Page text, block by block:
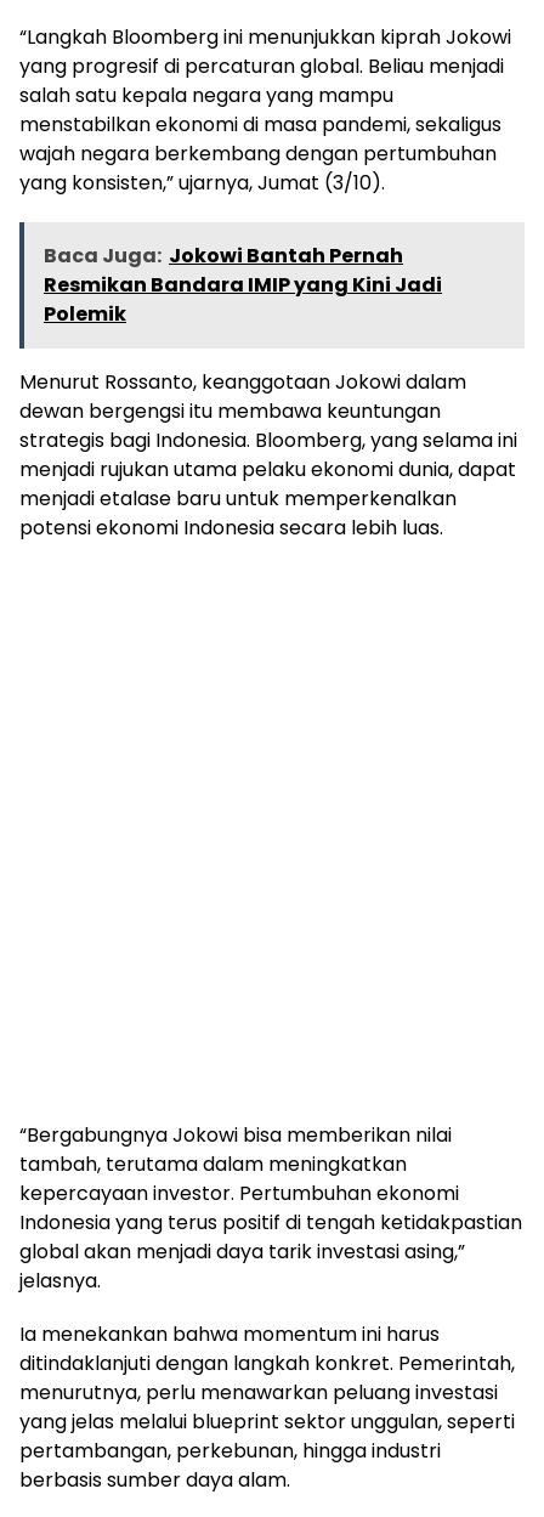
“Langkah Bloomberg ini menunjukkan kiprah Jokowi
yang progresif di percaturan global. Beliau menjadi
salah satu kepala negara yang mampu
menstabilkan ekonomi di masa pandemi, sekaligus
wajah negara berkembang dengan pertumbuhan
yang konsisten,” ujarnya, Jumat (3/10).
Baca Juga: Jokowi Bantah Pernah
Resmikan Bandara IMIP yang Kini Jadi
Polemik
Menurut Rossanto, keanggotaan Jokowi dalam
dewan bergengsi itu membawa keuntungan
strategis bagi Indonesia. Bloomberg, yang selama ini
menjadi rujukan utama pelaku ekonomi dunia, dapat
menjadi etalase baru untuk memperkenalkan
potensi ekonomi Indonesia secara lebih luas.
“Bergabungnya Jokowi bisa memberikan nilai
tambah, terutama dalam meningkatkan
kepercayaan investor. Pertumbuhan ekonomi
Indonesia yang terus positif di tengah ketidakpastian
global akan menjadi daya tarik investasi asing,”
jelasnya.
Ia menekankan bahwa momentum ini harus
ditindaklanjuti dengan langkah konkret. Pemerintah,
menurutnya, perlu menawarkan peluang investasi
yang jelas melalui blueprint sektor unggulan, seperti
pertambangan, perkebunan, hingga industri
berbasis sumber daya alam.